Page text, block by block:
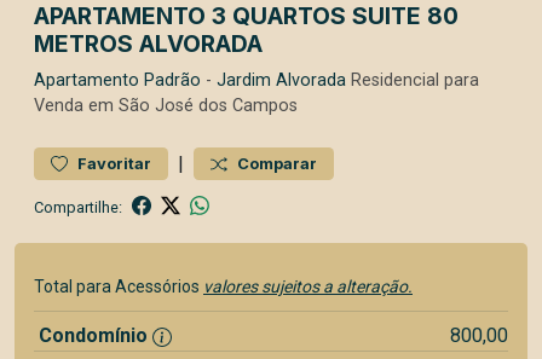
APARTAMENTO 3 QUARTOS SUITE 80
METROS ALVORADA
Apartamento Padrão - Jardim Alvorada Residencial para
Venda em São José dos Campos
Favoritar | Comparar
Compartilhe:
Total para Acessórios valores sujeitos a alteração.
Condomínio
800,00